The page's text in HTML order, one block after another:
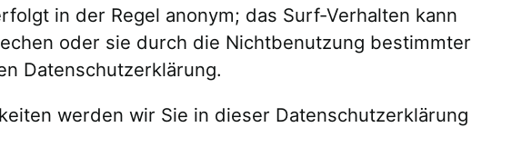
in der Regel anonym; das Surf-Verhalten kann
oder sie durch die Nichtbenutzung bestimmter
Datenschutzerklärung.
werden wir Sie in dieser Datenschutzerklärung